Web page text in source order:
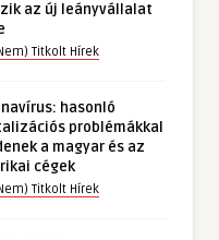
az új leányvállalat
Titkolt Hírek
hasonló
problémákkal
a magyar és az
cégek
Titkolt Hírek